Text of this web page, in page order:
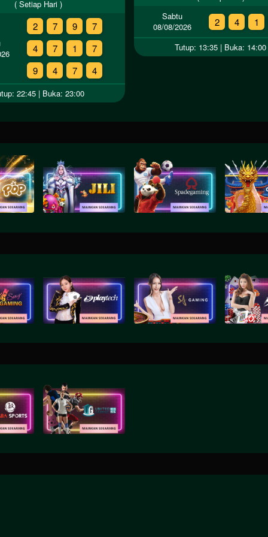
( Setiap Hari )
2 7 9
7
4
7 1
7
9
4 7 4
22:45 | Buka: 23:00
Sabtu
08/08/2026
2 4 1
Tutup: 13:35 | Buka: 14:00